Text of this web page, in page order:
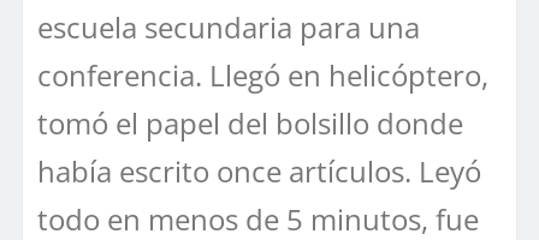
escuela secundaria para una
conferencia. Llegó en helicóptero,
tomó el papel del bolsillo donde
había escrito once artículos. Leyó
todo en menos de 5 minutos, fue